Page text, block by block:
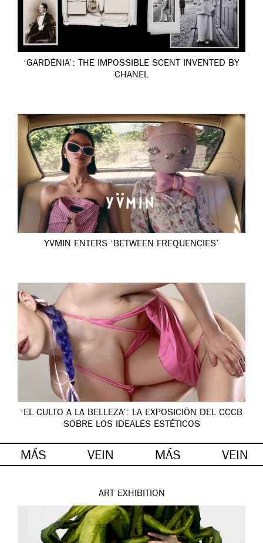
‘GARDÉNIA’: THE IMPOSSIBLE SCENT INVENTED BY
CHANEL
YVMIN ENTERS ‘BETWEEN FREQUENCIES’
‘EL CULTO A LA BELLEZA’: LA EXPOSICIÓN DEL CCCB
SOBRE LOS IDEALES ESTÉTICOS
MÁS VEIN MÁS VEIN
ART EXHIBITION